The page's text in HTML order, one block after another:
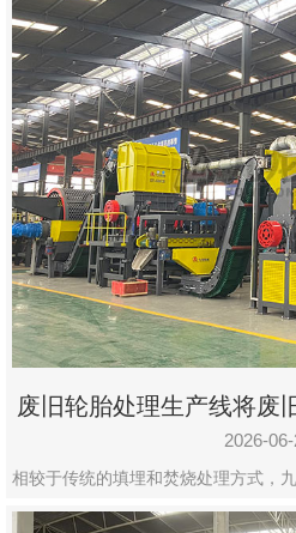
废旧轮胎处理生产线将废
资源
2026-
相较于传统的填埋和焚烧处理方式，